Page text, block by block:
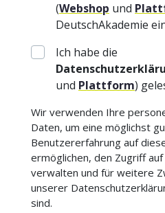
(Webshop und
DeutschAkademie
Ich habe die
und Plattform)
Wir verwenden Ihre
Daten, um eine möglichst
Benutzererfahrung auf
ermöglichen, den Zugriff
verwalten und für weitere
unserer
sind.